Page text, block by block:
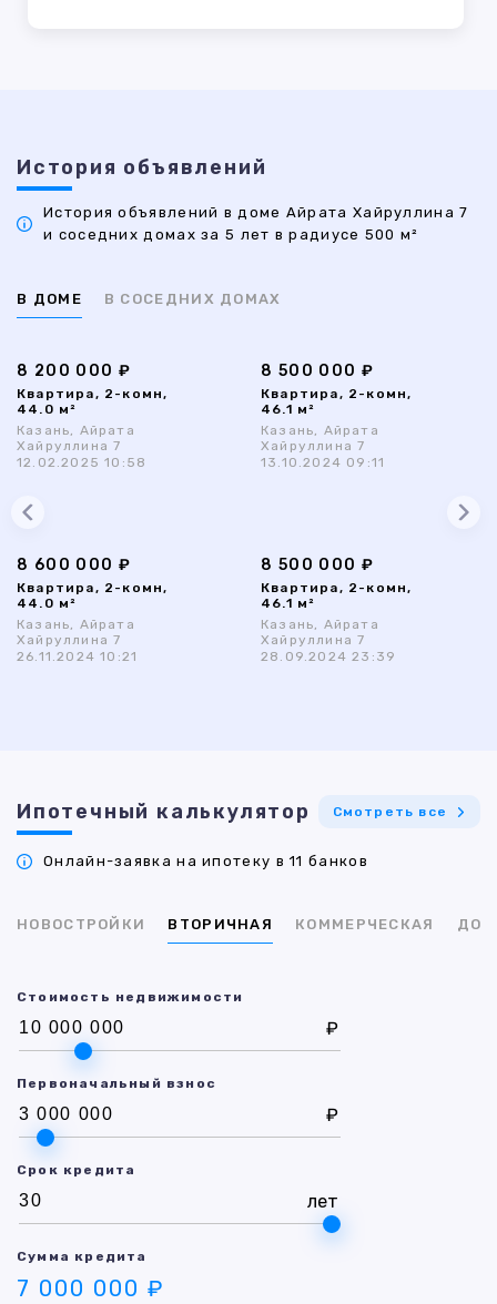
История объявлений
История объявлений в доме Айрата Хайруллина 7
и соседних домах за 5 лет в радиусе 500 м²
В ДОМЕ В СОСЕДНИХ ДОМАХ
8 200 000 ₽
Квартира, 2-комн,
44.0 м²
Казань, Айрата
Хайруллина 7
12.02.2025 10:58
8 500 000 ₽
Квартира, 2-комн,
46.1 м²
Казань, Айрата
Хайруллина 7
13.10.2024 09:11
8 600 000 ₽
Квартира, 2-комн,
44.0 м²
Казань, Айрата
Хайруллина 7
26.11.2024 10:21
8 500 000 ₽
Квартира, 2-комн,
46.1 м²
Казань, Айрата
Хайруллина 7
28.09.2024 23:39
Ипотечный калькулятор Смотреть все
Онлайн-заявка на ипотеку в 11 банков
НОВОСТРОЙКИ ВТОРИЧНАЯ КОММЕРЧЕСКАЯ ДОМ
Стоимость недвижимости
₽
Первоначальный взнос
₽
Срок кредита
лет
Сумма кредита
7 000 000 ₽